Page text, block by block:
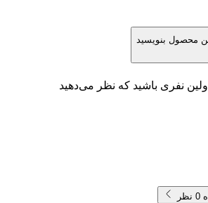
محصول بنویسید
نفری باشید که نظر می‌دهید
0 نظر